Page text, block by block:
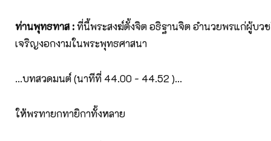
ท่านพุทธทาส :ที่นี้พระสงฆ์ตั้งจิต อธิฐานจิต อำนวยพรแก่ผู้บว
เจริญงอกงามในพระพุทธศาสนา
...บทสวดมนต์ (นาทีที่ 44.00 - 44.52 )...
ให้พรทายกทายิกาทั้งหลาย